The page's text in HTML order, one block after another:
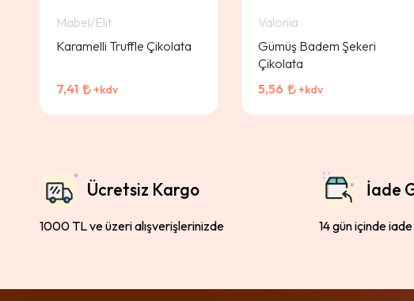
Mabel/Elit
Karamelli Truffle Çikolata
7,41 +kdv
Valonia
Gümüş Badem Şekeri
Çikolata
5,56
+kdv
Ücretsiz Kargo
1000 TL ve üzeri alışverişlerinizde
İade
14 gün içinde